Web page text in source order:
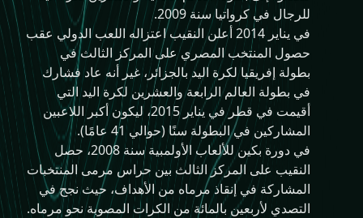
للرجال في كرواتيا سنة 2009.
في يناير 2014 أعلن النقيب اعتزاله اللعب الدولي عقب
حصول المنتخب المصري على المركز الثالث في
بطولة إفريقيا لكرة اليد بالجزائر، غير أنه عاد فشارك
في بطولة العالم الرابعة والعشرين لكرة اليد التي
أقيمت في قطر في يناير 2015، ليكون أكبر اللاعبين
المشاركين في البطولة سنًا (حوالي 41 عامًا).
في دورة بكين للألعاب الأولمبية سنة 2008، حصل
النقيب على المركز الثالث بين حراس مرمى المنتخبات
المشاركة في إنقاذ مرماه من الأهداف، حيث نجح في
التصدي لأربعين بالمائة من الكرات المصوبة نحو مرماه.